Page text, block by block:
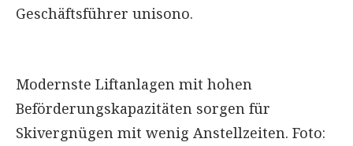
Geschäftsführer unisono.
Modernste Liftanlagen mit hohen
Beförderungskapazitäten sorgen für
Skivergnügen mit wenig Anstellzeiten. Foto: